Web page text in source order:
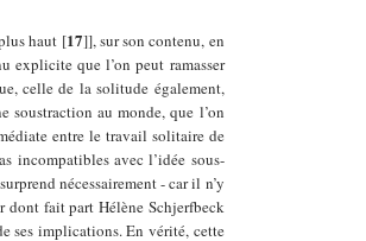
haut[17]], sur son contenu, en
explicite que l’on peut ramasser
celle de la solitude également,
soustraction au monde, que l’on
entre le travail solitaire de
incompatibles avec l’idée sous-
nécessairement - car il n’y
fait part Hélène Schjerfbeck
ses implications. En vérité, cette